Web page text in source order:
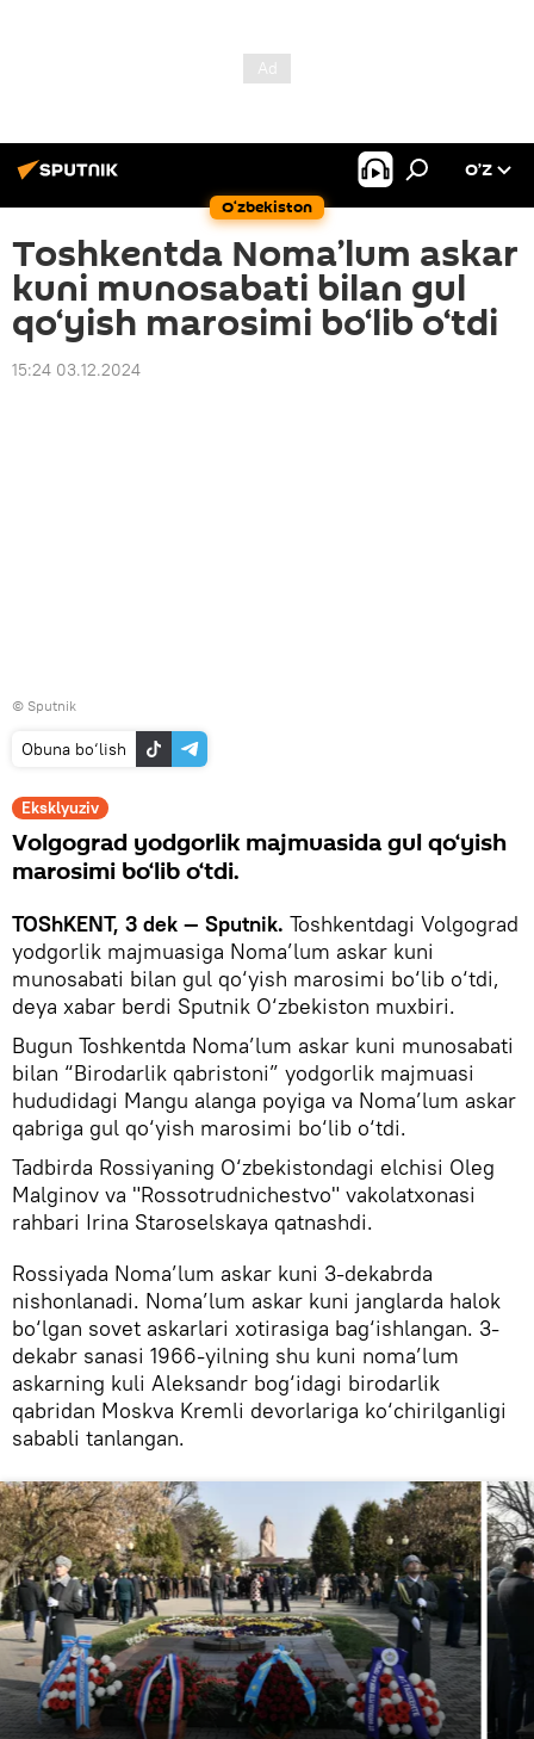
O‘zbekiston
O’Z
Toshkentda Noma’lum askar
kuni munosabati bilan gul
qo‘yish marosimi bo‘lib o‘tdi
15:24 03.12.2024
© Sputnik
Obuna bo‘lish
Eksklyuziv
Volgograd yodgorlik majmuasida gul qo‘yish
marosimi bo‘lib o‘tdi.
TOShKENT, 3 dek — Sputnik. Toshkentdagi Volgograd
yodgorlik majmuasiga Noma’lum askar kuni
munosabati bilan gul qo‘yish marosimi bo‘lib o‘tdi,
deya xabar berdi Sputnik O‘zbekiston muxbiri.
Bugun Toshkentda Noma’lum askar kuni munosabati
bilan “Birodarlik qabristoni” yodgorlik majmuasi
hududidagi Mangu alanga poyiga va Noma’lum askar
qabriga gul qo‘yish marosimi bo‘lib o‘tdi.
Tadbirda Rossiyaning O‘zbekistondagi elchisi Oleg
Malginov va "Rossotrudnichestvo" vakolatxonasi
rahbari Irina Staroselskaya qatnashdi.
Rossiyada Noma’lum askar kuni 3-dekabrda
nishonlanadi. Noma’lum askar kuni janglarda halok
bo‘lgan sovet askarlari xotirasiga bag‘ishlangan. 3-
dekabr sanasi 1966-yilning shu kuni noma’lum
askarning kuli Aleksandr bog‘idagi birodarlik
qabridan Moskva Kremli devorlariga ko‘chirilganligi
sababli tanlangan.